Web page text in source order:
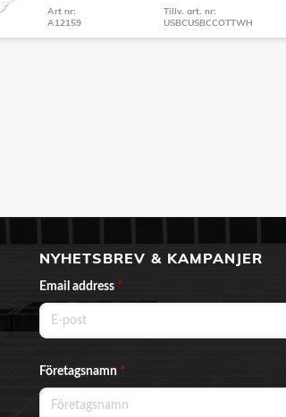
Art nr:
A12159
Tillv. art. nr:
USBCUSBCCOTTWH
NYHETSBREV & KAMPANJER
Email address *
Företagsnamn *